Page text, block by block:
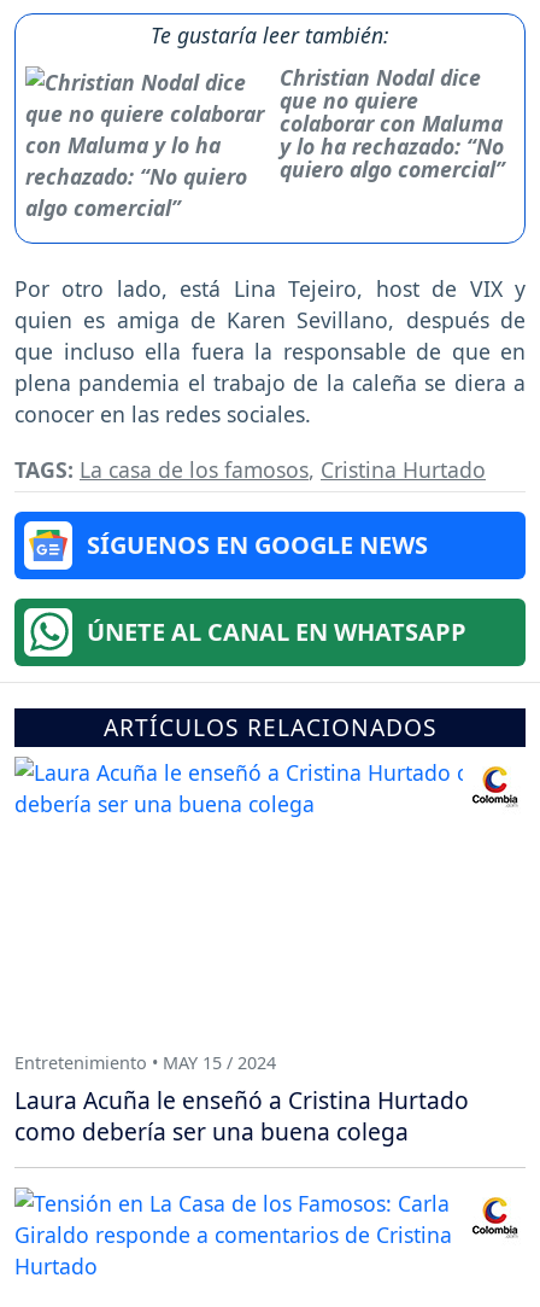
Te gustaría leer también:
Christian Nodal dice
que no quiere
colaborar con Maluma
y lo ha rechazado: “No
quiero algo comercial”
Por otro lado, está Lina Tejeiro, host de VIX y
quien es amiga de Karen Sevillano, después de
que incluso ella fuera la responsable de que en
plena pandemia el trabajo de la caleña se diera a
conocer en las redes sociales.
TAGS: La casa de los famosos, Cristina Hurtado
SÍGUENOS EN GOOGLE NEWS
ÚNETE AL CANAL EN WHATSAPP
ARTÍCULOS RELACIONADOS
Entretenimiento • MAY 15 / 2024
Laura Acuña le enseñó a Cristina Hurtado
como debería ser una buena colega